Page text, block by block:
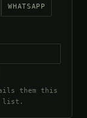
WHATSAPP
them this
list.